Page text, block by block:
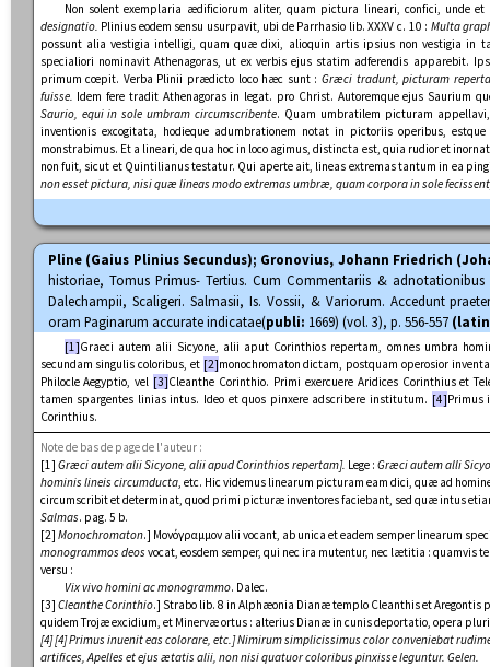
Non solent exemplaria ædificiorum aliter, quam pictura lineari, confici, unde
designatio. Plinius eodem sensu usurpavit, ubi de Parrhasio lib. XXXV c. 10 : Multa
possunt alia vestigia intelligi, quam quæ dixi, alioquin artis ipsius non vestigia in
specialiori nominavit Athenagoras, ut ex verbis ejus statim adferendis apparebit.
primum cœpit. Verba Plinii prædicto loco hæc sunt : Græci tradunt, picturam
fuisse. Idem fere tradit Athenagoras in legat. pro Christ. Autoremque ejus Saurium
Saurio, equi in sole umbram circumscribente. Quam umbratilem picturam
inventionis excogitata, hodieque adumbrationem notat in pictoriis operibus,
monstrabimus. Et a lineari, de qua hoc in loco agimus, distincta est, quia rudior et
non fuit, sicut et Quintilianus testatur. Qui aperte ait, lineas extremas tantum in ea
non esset pictura, nisi quæ lineas modo extremas umbræ, quam corpora in sole
Pline (Gaius Plinius Secundus); Gronovius, Johann Friedrich
historiae, Tomus Primus- Tertius. Cum Commentariis &
Dalechampii, Scaligeri. Salmasii, Is. Vossii, & Variorum. Accedunt
oram Paginarum accurate indicatae(publi: 1669) (vol. 3), p. 556-557
[1]Graeci autem alii Sicyone, alii aput Corinthios repertam, omnes umbra
secundam singulis coloribus, et [2]monochromaton dictam, postquam operosior
Philocle Aegyptio, vel [3]Cleanthe Corinthio. Primi exercuere Aridices Corinthius et
tamen spargentes linias intus. Ideo et quos pinxere adscribere institutum. [4]Primus
Corinthius.
Note de bas de page de l'auteur :
[1] Græci autem alii Sicyone, alii apud Corinthios repertam]. Lege : Græci autem alli
hominis lineis circumducta, etc. Hic videmus linearum picturam eam dici, quæ ad
circumscribit et determinat, quod primi picturæ inventores faciebant, sed quæ intus
Salmas. pag. 5 b.
[2] Monochromaton.] Μονόγραμμον alii vocant, ab unica et eadem semper linearum
monogrammos deos vocat, eosdem semper, qui nec ira mutentur, nec lætitia : quamvis
versu :
Vix vivo homini ac monogrammo. Dalec.
[3] Cleanthe Corinthio.] Strabo lib. 8 in Alphæonia Dianæ templo Cleanthis et
quidem Trojæ excidium, et Minervæ ortus : alterius Dianæ in cunis deportatio, opera
[4] [4]Primus inuenit eas colorare, etc.] Nimirum simplicissimus color conveniebat
artifices, Apelles et ejus ætatis alii, non nisi quatuor coloribus pinxisse leguntur. Gelen.